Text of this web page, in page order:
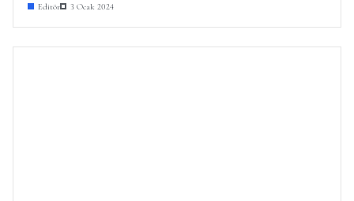
Editör 3 Ocak 2024